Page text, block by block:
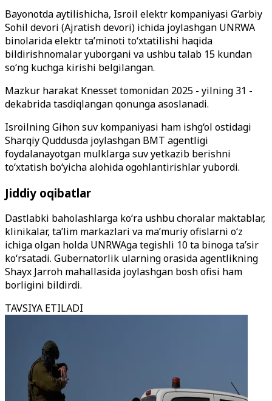
Bayonotda aytilishicha, Isroil elektr kompaniyasi G‘arbiy
Sohil devori (Ajratish devori) ichida joylashgan UNRWA
binolarida elektr ta’minoti to‘xtatilishi haqida
bildirishnomalar yuborgani va ushbu talab 15 kundan
so‘ng kuchga kirishi belgilangan.
Mazkur harakat Knesset tomonidan 2025 - yilning 31 -
dekabrida tasdiqlangan qonunga asoslanadi.
Isroilning Gihon suv kompaniyasi ham ishg‘ol ostidagi
Sharqiy Quddusda joylashgan BMT agentligi
foydalanayotgan mulklarga suv yetkazib berishni
to‘xtatish bo‘yicha alohida ogohlantirishlar yubordi.
Jiddiy oqibatlar
Dastlabki baholashlarga ko‘ra ushbu choralar maktablar,
klinikalar, ta’lim markazlari va ma’muriy ofislarni o‘z
ichiga olgan holda UNRWAga tegishli 10 ta binoga ta’sir
ko‘rsatadi. Gubernatorlik ularning orasida agentlikning
Shayx Jarroh mahallasida joylashgan bosh ofisi ham
borligini bildirdi.
TAVSIYA ETILADI